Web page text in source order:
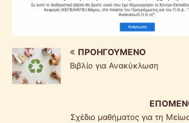
ΠΡΟΗΓΟΎΜΕΝΟ
Βιβλίο για Ανακύκλωση
Σχέδιο μαθήματος για τη